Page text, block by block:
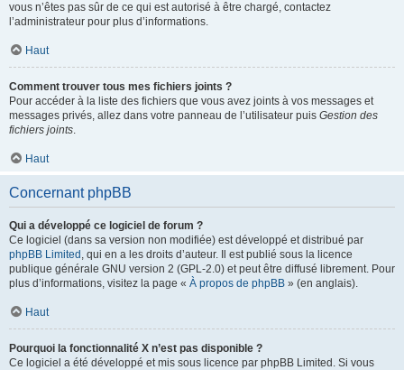
vous n’êtes pas sûr de ce qui est autorisé à être chargé, contactez
l’administrateur pour plus d’informations.
Haut
Comment trouver tous mes fichiers joints ?
Pour accéder à la liste des fichiers que vous avez joints à vos messages et
messages privés, allez dans votre panneau de l’utilisateur puis Gestion des
fichiers joints.
Haut
Concernant phpBB
Qui a développé ce logiciel de forum ?
Ce logiciel (dans sa version non modifiée) est développé et distribué par
phpBB Limited , qui en a les droits d’auteur. Il est publié sous la licence
publique générale GNU version 2 (GPL-2.0) et peut être diffusé librement. Pour
plus d’informations, visitez la page « À propos de phpBB » (en anglais).
Haut
Pourquoi la fonctionnalité X n’est pas disponible ?
Ce logiciel a été développé et mis sous licence par phpBB Limited. Si vous